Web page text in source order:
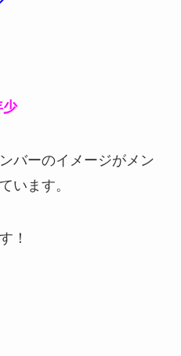
少
バーのイメージがメン
います。
！